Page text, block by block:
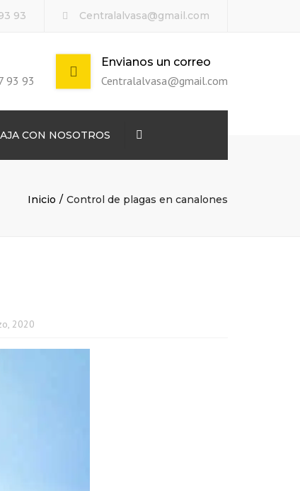
93 Centralalvasa@gmail.com
93 93
Envianos un correo
Centralalvasa@gmail.com
CON NOSOTROS
Inicio Control de plagas en canalones
2020